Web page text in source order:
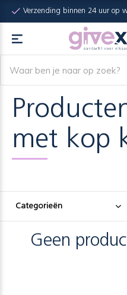
Verzending binnen 24 uur op
met kop
Categorieën
Geen